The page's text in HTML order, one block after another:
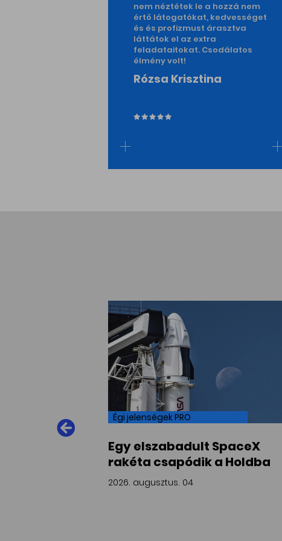
nem néztétek le a hozzá nem
értő látogatókat, kedvességet
és és profizmust árasztva
láttátok el az extra
feladataitokat. Csodálatos
élmény volt!
Rózsa Krisztina
Égi jelenségek PRO
Egy elszabadult SpaceX
rakéta csapódik a Holdba
2026. augusztus. 04